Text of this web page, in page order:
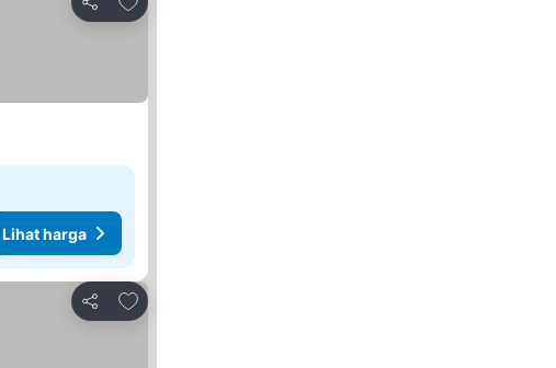
Kongsi
Lihat harga
Kongsi
Tambah ke favorit